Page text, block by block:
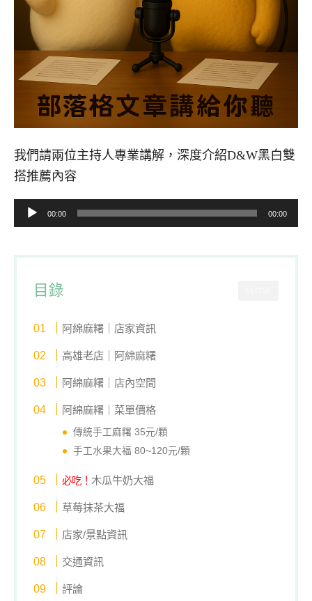
我們請兩位主持人專業講解，深度介紹D&W黑白雙
搭推薦內容
訊
00:00 00:00
目錄
阿綿麻糬｜店家資訊
高雄老店｜阿綿麻糬
阿綿麻糬｜店內空間
阿綿麻糬｜菜單價格
傳統手工麻糬 35元/顆
手工水果大福 80~120元/顆
必吃！木瓜牛奶大福
草莓抹茶大福
店家/景點資訊
交通資訊
評論